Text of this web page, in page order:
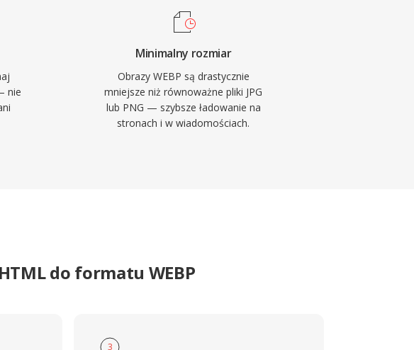
nie
Minimalny rozmiar
Obrazy WEBP są drastycznie
mniejsze niż równoważne pliki JPG
lub PNG — szybsze ładowanie na
stronach i w wiadomościach.
do formatu WEBP
3